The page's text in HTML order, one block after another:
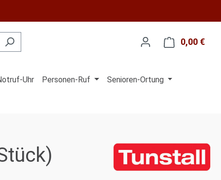
0,00 €
Uhr Personen-Ruf Senioren-Ortung